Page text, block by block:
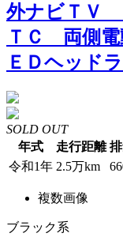
外ナビＴＶ
ＴＣ 両側
ＥＤヘッド
SOLD OUT
年式
走行距離
令和1年 2.5万km
複数画像
ブラック系